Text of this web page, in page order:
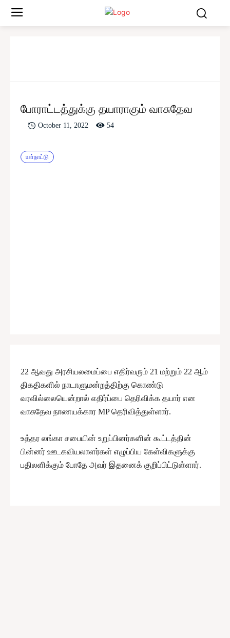
போராட்டத்துக்கு தயாராகும் வாசுதேவ
October 11, 2022 54
உள்நாட்டு
22 ஆவது அரசியலமைப்பை எதிர்வரும் 21 மற்றும் 22 ஆம்
திகதிகளில் நாடாளுமன்றத்திற்கு கொண்டு
வரவில்லையென்றால் எதிர்ப்பை தெரிவிக்க தயார் என
வாசுதேவ நாணயக்கார MP தெரிவித்துள்ளார்.
உத்தர லங்கா சபையின் உறுப்பினர்களின் கூட்டத்தின்
பின்னர் ஊடகவியலாளர்கள் எழுப்பிய கேள்விகளுக்கு
பதிலளிக்கும் போதே அவர் இதனைக் குறிப்பிட்டுள்ளார்.